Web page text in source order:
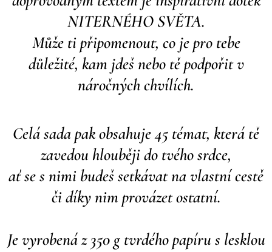
NITERNÉHO SVĚTA.
Může ti připomenout, co je pro tebe
důležité, kam jdeš nebo tě podpořit v
náročných chvílích.
Celá sada pak obsahuje 45 témat, která tě
zavedou hlouběji do tvého srdce,
ať se s nimi budeš setkávat na vlastní cestě
či díky nim provázet ostatní.
Je vyrobená z 350 g tvrdého papíru s lesklou